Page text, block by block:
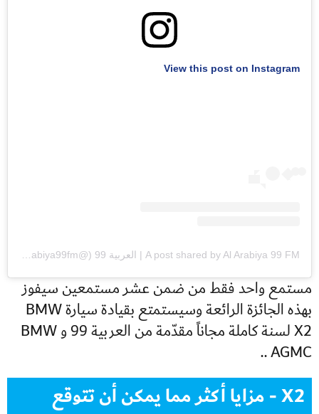
View this post on Instagram
مستمع واحد فقط من ضمن عشر مستمعين سيفوز
بهذه الجائزة الرائعة وسيستمتع بقيادة سيارة BMW
X2 لسنة كاملة مجاناً مقدّمة من العربية 99 و BMW
AGMC ..
X2 - مزايا أكثر مما يمكن أن تتوقع